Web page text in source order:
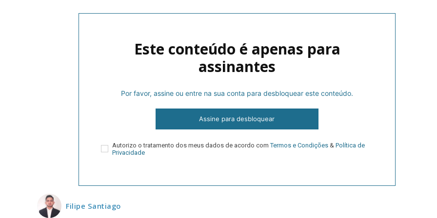
Planos de
Faça-se assinante do Região de Cister e ajude-nos a manter este
Este conteúdo é apenas para
assinantes
Por favor, assine ou entre na sua conta para desbloquear este conteúdo.
Assine para desbloquear
Autorizo o tratamento dos meus dados de acordo comTermos e Condições & Política de
Privacidade
Filipe Santiago